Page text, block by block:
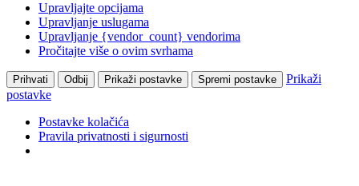
Upravljajte opcijama
Upravljanje uslugama
Upravljanje {vendor_count} vendorima
Pročitajte više o ovim svrhama
Prihvati Odbij Prikaži postavke Spremi postavke
Prikaži
postavke
Postavke kolačića
Pravila privatnosti i sigurnosti